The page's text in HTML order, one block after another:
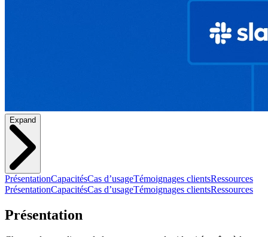
Expand
PrésentationCapacitésCas d’usageTémoignages clientsRessources
PrésentationCapacitésCas d’usageTémoignages clientsRessources
Présentation